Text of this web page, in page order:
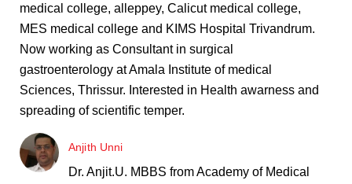
medical college, alleppey, Calicut medical college,
MES medical college and KIMS Hospital Trivandrum.
Now working as Consultant in surgical
gastroenterology at Amala Institute of medical
Sciences, Thrissur. Interested in Health awarness and
spreading of scientific temper.
Anjith Unni
Dr. Anjit.U. MBBS from Academy of Medical